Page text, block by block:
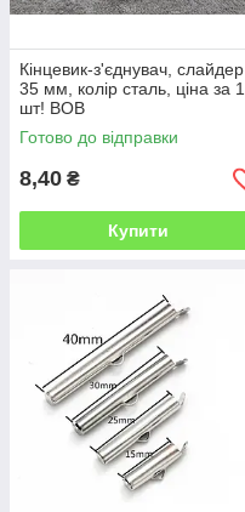
Кінцевик-з'єднувач, слайдер
35 мм, колір сталь, ціна за 1
шт! ВОВ
Готово до відправки
8,40 ₴
Купити